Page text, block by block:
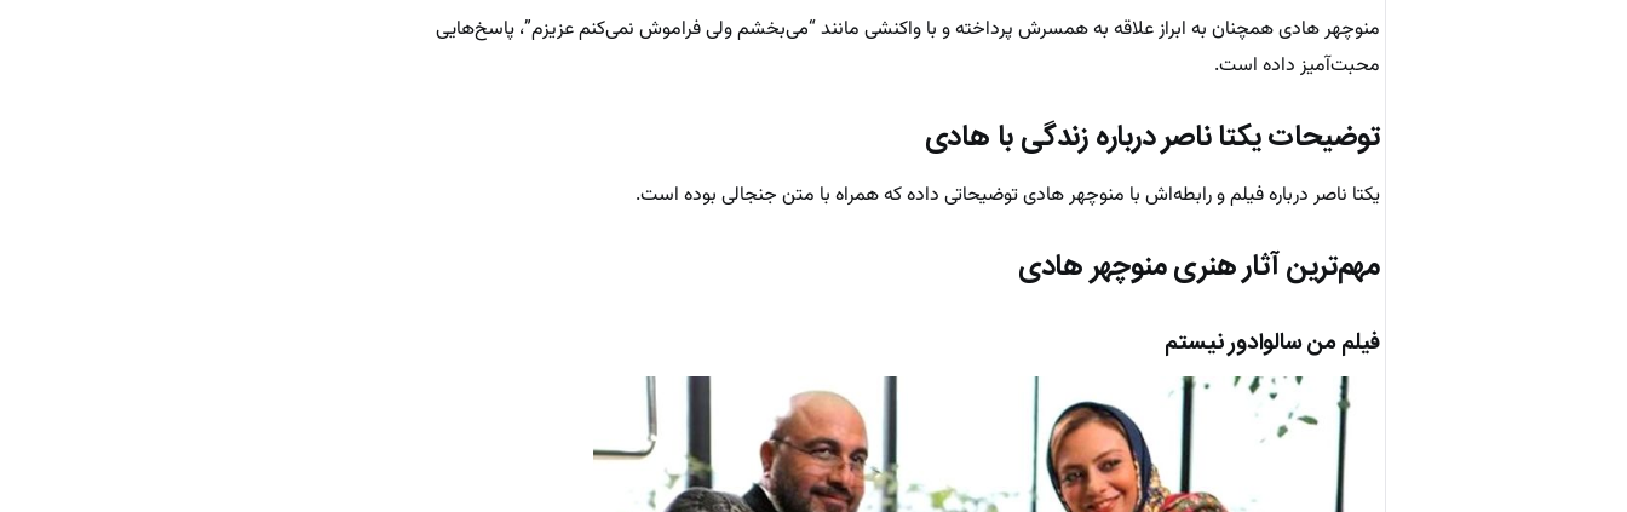
منوچهر هادی همچنان به ابراز علاقه به همسرش پرداخته و با واکنشی مانند “می‌بخشم ولی فراموش نمی‌کنم عزیزم”، پاسخ‌هایی
محبت‌آمیز داده است.
توضیحات یکتا ناصر درباره زندگی با هادی
یکتا ناصر درباره فیلم و رابطه‌اش با منوچهر هادی توضیحاتی داده که همراه با متن جنجالی بوده است.
مهم‌ترین آثار هنری منوچهر هادی
فیلم من سالوادور نیستم